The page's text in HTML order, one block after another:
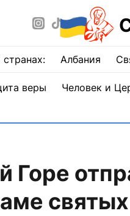
Албания
веры Человек и
Горе